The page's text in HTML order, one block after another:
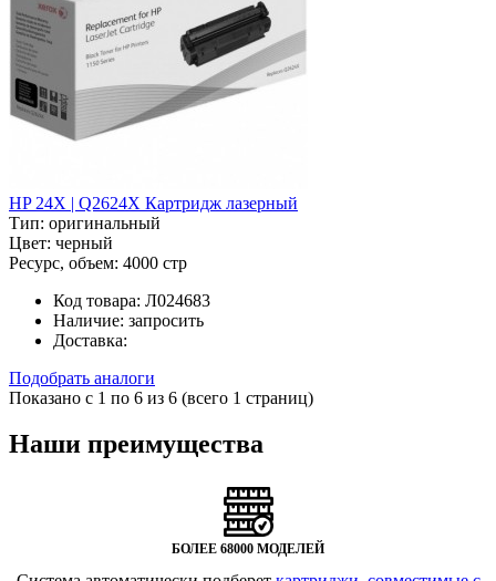
HP 24X | Q2624X Картридж лазерный
Тип: оригинальный
Цвет: черный
Ресурс, объем: 4000 стр
Код товара: Л024683
Наличие: запросить
Доставка:
Подобрать аналоги
Показано с 1 по 6 из 6 (всего 1 страниц)
Наши преимущества
БОЛЕЕ 68000 МОДЕЛЕЙ